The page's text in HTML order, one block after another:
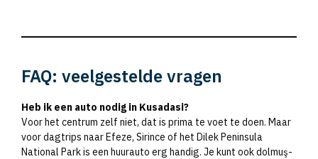
FAQ: veelgestelde vragen
Heb ik een auto nodig in Kusadasi?
Voor het centrum zelf niet, dat is prima te voet te doen. Maar
voor dagtrips naar Efeze, Sirince of het Dilek Peninsula
National Park is een huurauto erg handig. Je kunt ook dolmuş-